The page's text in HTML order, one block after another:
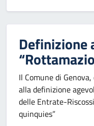
Definizione
Il Comune di
alla definizione
delle Entrate-
quinquies”